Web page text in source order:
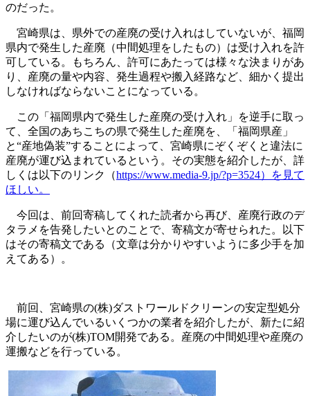
のだった。
宮崎県は、県外での産廃の受け入れはしていないが、福岡
県内で発生した産廃（中間処理をしたもの）は受け入れを許
可している。もちろん、許可にあたっては様々な決まりがあ
り、産廃の量や内容、発生過程や搬入経路など、細かく提出
しなければならないことになっている。
この「福岡県内で発生した産廃の受け入れ」を逆手に取っ
て、全国のあちこちの県で発生した産廃を、「福岡県産」
と“産地偽装”することによって、宮崎県にぞくぞくと違法に
産廃が運び込まれているという。その実態を紹介したが、詳
しくは以下のリンク（https://www.media-9.jp/?p=3524）を見て
ほしい。
今回は、前回寄稿してくれた読者から再び、産廃行政のデ
タラメを告発したいとのことで、寄稿文が寄せられた。以下
はその寄稿文である（文章は分かりやすいように多少手を加
えてある）。
前回、宮崎県の(株)ダストワールドクリーンの安定型処分
場に運び込んでいるいくつかの業者を紹介したが、新たに紹
介したいのが(株)TOM開発である。産廃の中間処理や産廃の
運搬などを行っている。